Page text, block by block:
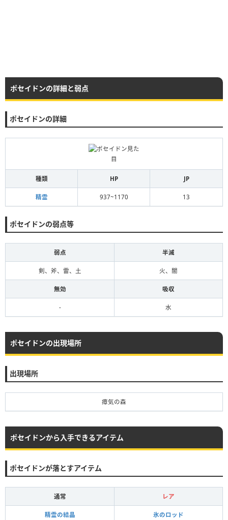
ポセイドンの詳細と弱点
ポセイドンの詳細
種類 HP JP
精霊 937~1170 13
ポセイドンの弱点等
弱点 半減
剣、斧、雷、土 火、闇
無効 吸収
- 水
ポセイドンの出現場所
出現場所
瘴気の森
ポセイドンから入手できるアイテム
ポセイドンが落とすアイテム
通常 レア
精霊の結晶 氷のロッド